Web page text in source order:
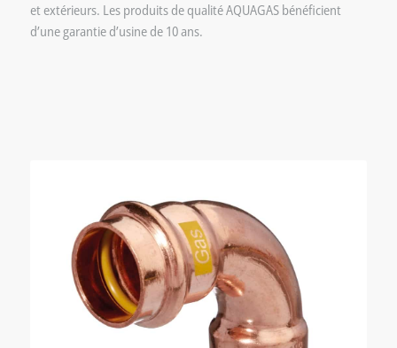
et extérieurs. Les produits de qualité AQUAGAS bénéficient
d’une garantie d’usine de 10 ans.